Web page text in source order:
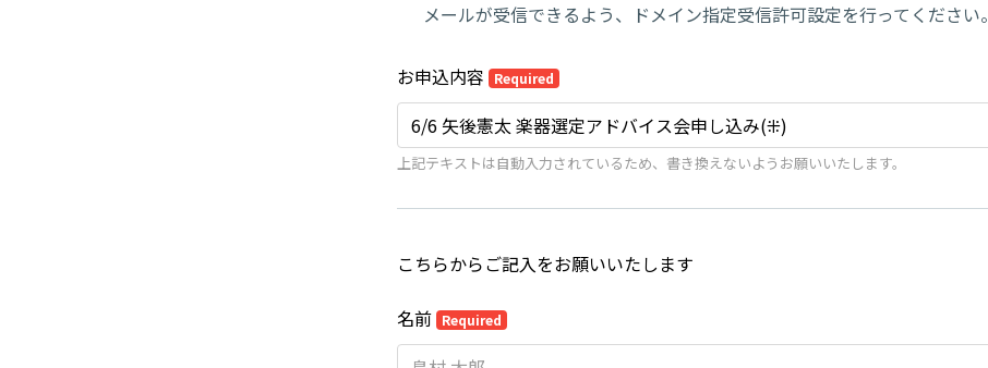
メールが受信できるよう、ドメイン指定受信許可設定を行ってください。
お申込内容 Required
上記テキストは自動入力されているため、書き換えないようお願いいたします。
こちらからご記入をお願いいたします
名前 Required